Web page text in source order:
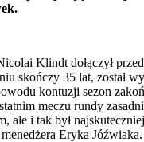
Klindt dołączył
skończy 35 lat, został
kontuzji sezon
meczu rundy
ale i tak był
Eryka Jóźwiaka.